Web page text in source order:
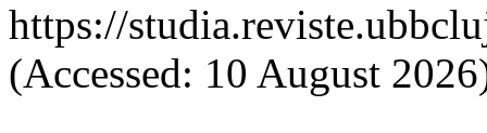
https://
(Accessed: 10 August